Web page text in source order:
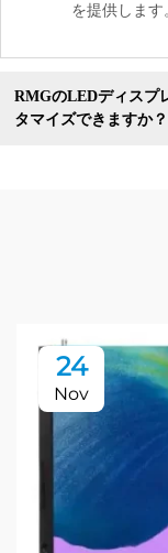
を提供します。
RMGのLEDディスプ
タマイズできますか？
24
Nov